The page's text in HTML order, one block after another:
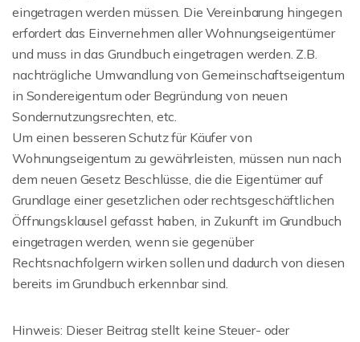
eingetragen werden müssen. Die Vereinbarung hingegen
erfordert das Einvernehmen aller Wohnungseigentümer
und muss in das Grundbuch eingetragen werden. Z.B.
nachträgliche Umwandlung von Gemeinschaftseigentum
in Sondereigentum oder Begründung von neuen
Sondernutzungsrechten, etc.
Um einen besseren Schutz für Käufer von
Wohnungseigentum zu gewährleisten, müssen nun nach
dem neuen Gesetz Beschlüsse, die die Eigentümer auf
Grundlage einer gesetzlichen oder rechtsgeschäftlichen
Öffnungsklausel gefasst haben, in Zukunft im Grundbuch
eingetragen werden, wenn sie gegenüber
Rechtsnachfolgern wirken sollen und dadurch von diesen
bereits im Grundbuch erkennbar sind.
Hinweis: Dieser Beitrag stellt keine Steuer- oder